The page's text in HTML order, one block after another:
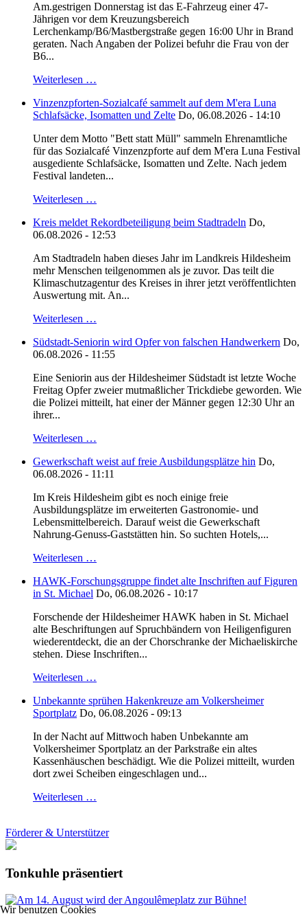
Am.gestrigen Donnerstag ist das E-Fahrzeug einer 47-
Jährigen vor dem Kreuzungsbereich
Lerchenkamp/B6/Mastbergstraße gegen 16:00 Uhr in Brand
geraten. Nach Angaben der Polizei befuhr die Frau von der
B6...
Weiterlesen …
Vinzenzpforten-Sozialcafé sammelt auf dem M'era Luna
Schlafsäcke, Isomatten und Zelte Do, 06.08.2026 - 14:10
Unter dem Motto "Bett statt Müll" sammeln Ehrenamtliche
für das Sozialcafé Vinzenzpforte auf dem M'era Luna Festival
ausgediente Schlafsäcke, Isomatten und Zelte. Nach jedem
Festival landeten...
Weiterlesen …
Kreis meldet Rekordbeteiligung beim Stadtradeln Do,
06.08.2026 - 12:53
Am Stadtradeln haben dieses Jahr im Landkreis Hildesheim
mehr Menschen teilgenommen als je zuvor. Das teilt die
Klimaschutzagentur des Kreises in ihrer jetzt veröffentlichten
Auswertung mit. An...
Weiterlesen …
Südstadt-Seniorin wird Opfer von falschen Handwerkern Do,
06.08.2026 - 11:55
Eine Seniorin aus der Hildesheimer Südstadt ist letzte Woche
Freitag Opfer zweier mutmaßlicher Trickdiebe geworden. Wie
die Polizei mitteilt, hat einer der Männer gegen 12:30 Uhr an
ihrer...
Weiterlesen …
Gewerkschaft weist auf freie Ausbildungsplätze hin Do,
06.08.2026 - 11:11
Im Kreis Hildesheim gibt es noch einige freie
Ausbildungsplätze im erweiterten Gastronomie- und
Lebensmittelbereich. Darauf weist die Gewerkschaft
Nahrung-Genuss-Gaststätten hin. So suchten Hotels,...
Weiterlesen …
HAWK-Forschungsgruppe findet alte Inschriften auf Figuren
in St. Michael Do, 06.08.2026 - 10:17
Forschende der Hildesheimer HAWK haben in St. Michael
alte Beschriftungen auf Spruchbändern von Heiligenfiguren
wiederentdeckt, die an der Chorschranke der Michaeliskirche
stehen. Diese Inschriften...
Weiterlesen …
Unbekannte sprühen Hakenkreuze am Volkersheimer
Sportplatz Do, 06.08.2026 - 09:13
In der Nacht auf Mittwoch haben Unbekannte am
Volkersheimer Sportplatz an der Parkstraße ein altes
Kassenhäuschen beschädigt. Wie die Polizei mitteilt, wurden
dort zwei Scheiben eingeschlagen und...
Weiterlesen …
Förderer & Unterstützer
Tonkuhle präsentiert
Wir benutzen Cookies